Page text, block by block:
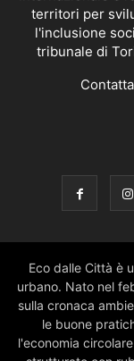
territori per
l'inclusione
tribunale di
Eco dalle Città è
urbano. Nato nel
sulla cronaca
le buone
l'economia